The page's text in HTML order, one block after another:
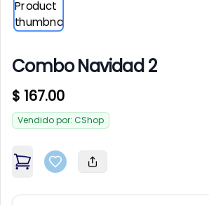
$ 14.53
Arroz (10 Lb)
Combo Navidad 2
Product information
$ 167.00
Vendido por: CShop
Description
,Combo Navidad 2
Add to favorites